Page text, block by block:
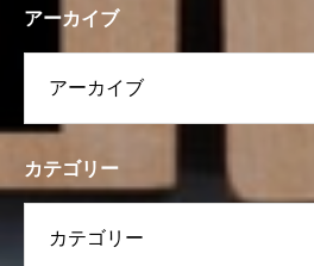
アーカイブ
カテゴリー